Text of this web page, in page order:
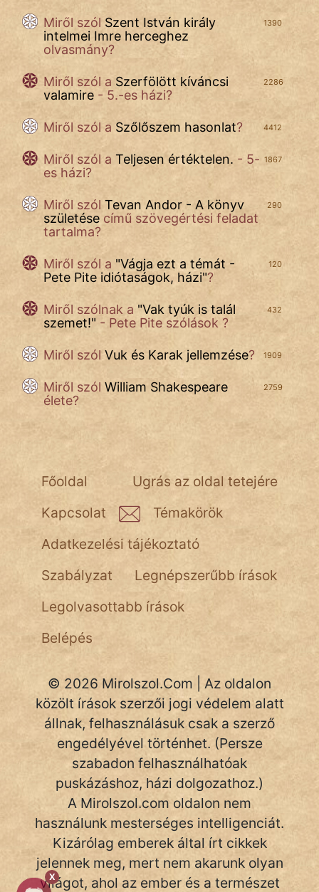
X
1390
Miről szól Szent István király
intelmei Imre herceghez
olvasmány?
2286
Miről szól a Szerfölött kíváncsi
valamire - 5.-es házi?
4412
Miről szól a Szőlőszem hasonlat?
1867
Miről szól a Teljesen értéktelen. - 5-
es házi?
290
Miről szól Tevan Andor - A könyv
születése című szövegértési feladat
tartalma?
120
Miről szól a "Vágja ezt a témát -
Pete Pite idiótaságok, házi"?
432
Miről szólnak a "Vak tyúk is talál
szemet!" - Pete Pite szólások ?
1909
Miről szól Vuk és Karak jellemzése?
2759
Miről szól William Shakespeare
élete?
Ugrás az oldal tetejére
Főoldal
Kapcsolat
Témakörök
Adatkezelési tájékoztató
Szabályzat
Legnépszerűbb írások
Legolvasottabb írások
Belépés
© 2026 Mirolszol.Com | Az oldalon
közölt írások szerzői jogi védelem alatt
állnak, felhasználásuk csak a szerző
engedélyével történhet. (Persze
szabadon felhasználhatóak
puskázáshoz, házi dolgozathoz.)
A Mirolszol.com oldalon nem
használunk mesterséges intelligenciát.
Kizárólag emberek által írt cikkek
jelennek meg, mert nem akarunk olyan
világot, ahol az ember és a természet